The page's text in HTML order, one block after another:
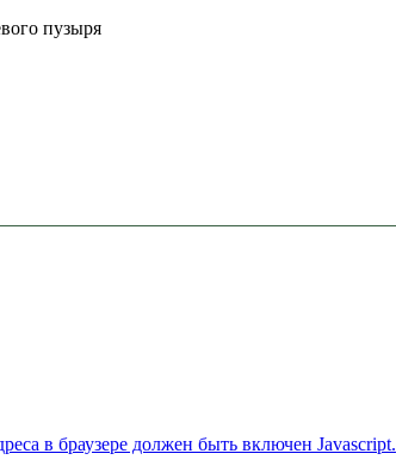
пузыря
в браузере должен быть включен Javascript.